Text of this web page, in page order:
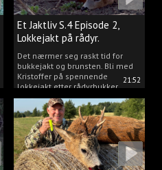
21:52
Et Jaktliv S.4 Episode 2,
Lokkejakt på rådyr.
Det nærmer seg raskt tid for
bukkejakt og brunsten. Bli med
Kristoffer på spennende
lokkejakt etter rådyrbukker.